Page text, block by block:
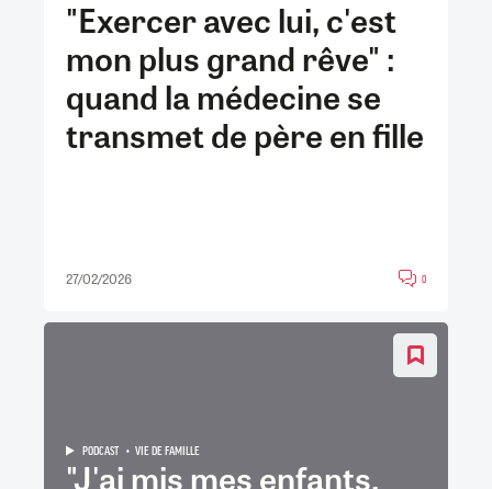
"Exercer avec lui, c'est
mon plus grand rêve" :
quand la médecine se
transmet de père en fille
27/02/2026 0
PODCAST VIE DE FAMILLE
"J'ai mis mes enfants,